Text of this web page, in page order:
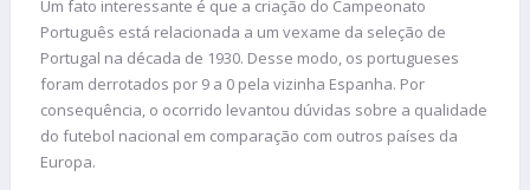
Um fato interessante é que a criação do Campeonato
Português está relacionada a um vexame da seleção de
Portugal na década de 1930. Desse modo, os portugueses
foram derrotados por 9 a 0 pela vizinha Espanha. Por
consequência, o ocorrido levantou dúvidas sobre a qualidade
do futebol nacional em comparação com outros países da
Europa.